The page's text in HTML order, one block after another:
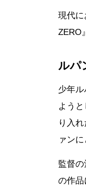
現代に
ZERO
ルパ
少年
よう
り入
ァン
監督
の作